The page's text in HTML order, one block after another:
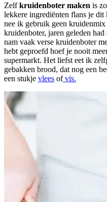
Zelfkruidenboter maken is
lekkere ingrediënten flans je dit
nee ik gebruik geen
kruidenboter, jaren geleden
nam vaak verse kruidenboter
hebt geproefd hoef je nooit
supermarkt. Het liefst eet ik
gebakken brood, dat nog een
een stukje vlees ofvis.